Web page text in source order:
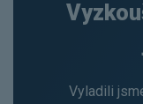
Vyladili